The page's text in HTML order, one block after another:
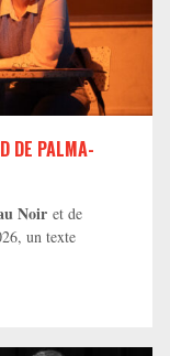
DE PALMA-
Noir et de
un texte